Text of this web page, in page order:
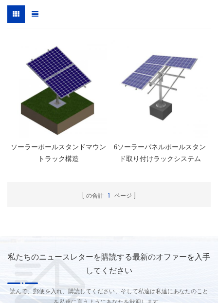
ソーラーポールスタンドマウン
トラック構造
6ソーラーパネルポールスタン
ド取り付けラックシステム
の合計 1 ページ
私たちのニュースレターを購読する最新のオファーを入手
してください
読んで、郵便を入れ、購読してください、そして私達は私達にあなたのこと